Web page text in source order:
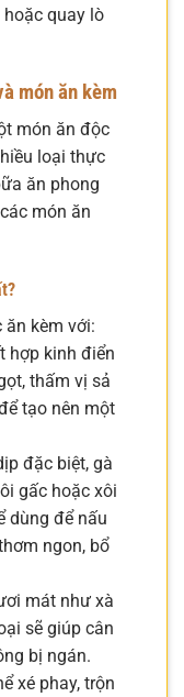
hoặc quay lò
món ăn kèm
món ăn độc
loại thực
ăn phong
món ăn
kèm với:
hợp kinh điển
thấm vị sả
tạo nên một
đặc biệt, gà
gấc hoặc xôi
dùng để nấu
ngon, bổ
mát như xà
sẽ giúp cân
bị ngán.
xé phay, trộn